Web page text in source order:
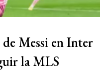
Messi en Inter
la MLS